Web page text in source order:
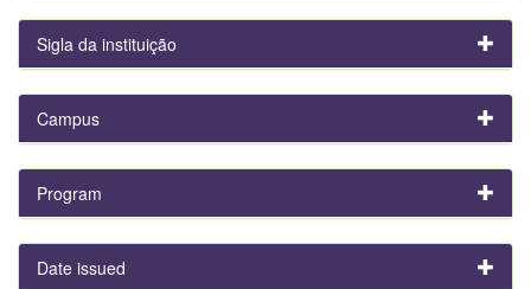
Sigla da instituição
Campus
Program
Date issued